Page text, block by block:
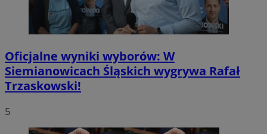
Oficjalne wyniki wyborów: W
Siemianowicach Śląskich wygrywa Rafał
Trzaskowski!
5